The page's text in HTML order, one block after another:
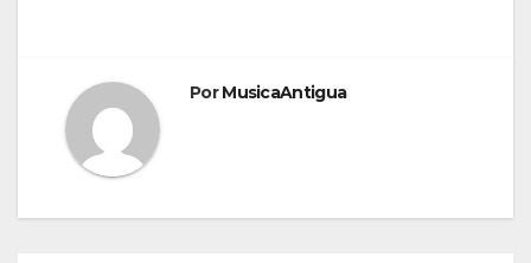
PorMusicaAntigua